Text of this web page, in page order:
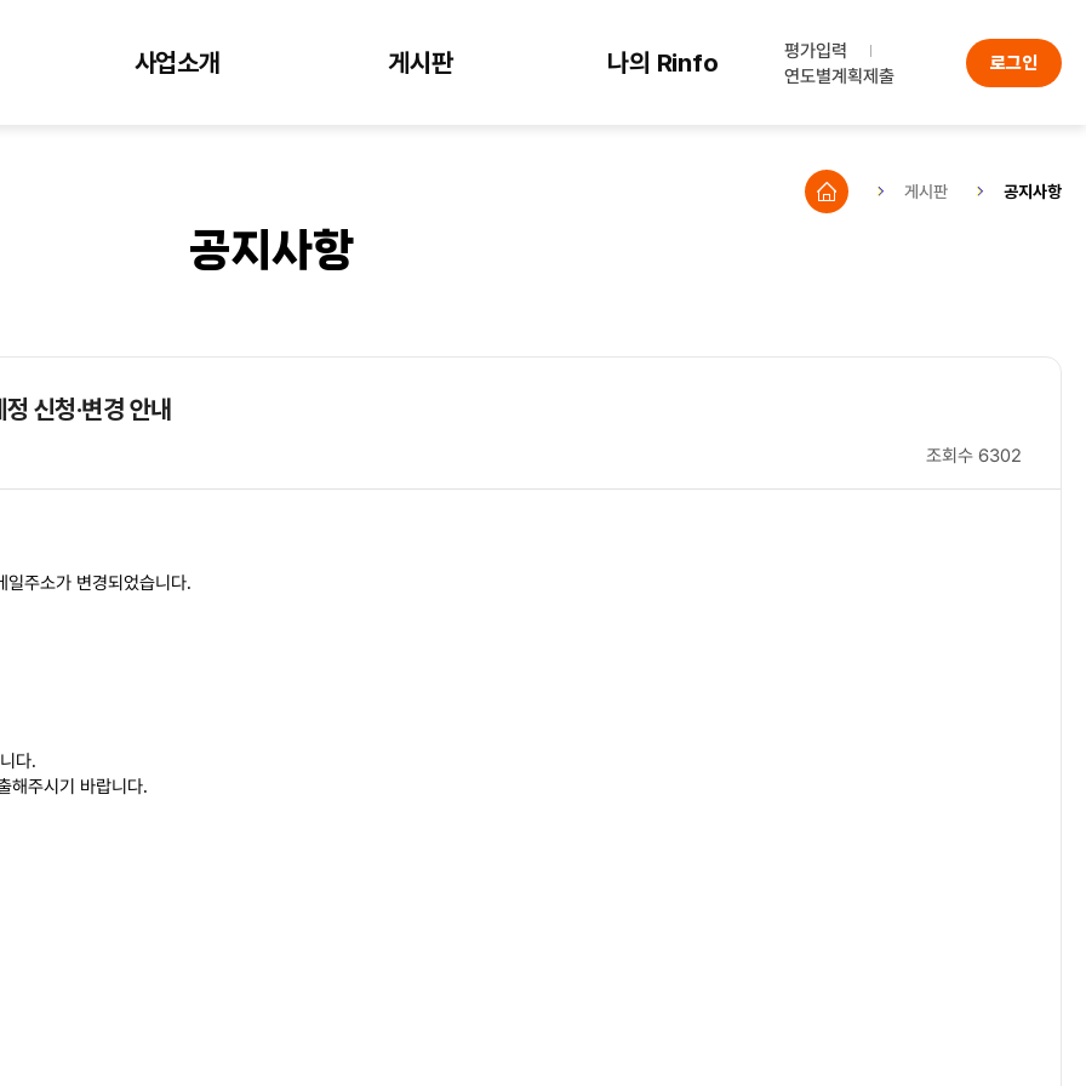
사업소개 게시판 나의 Rinfo
평가입력
연도별계획제출
로그인
게시판 공지사항
공지사항
신청·변경 안내
조회수 6302
주소가 변경되었습니다.
다.
해주시기 바랍니다.